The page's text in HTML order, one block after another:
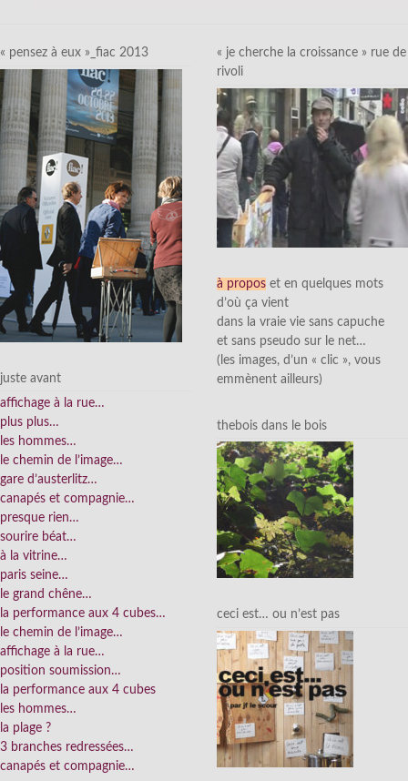
« pensez à eux »_fiac 2013
juste avant
affichage à la rue…
plus plus…
les hommes…
le chemin de l’image…
gare d’austerlitz…
canapés et compagnie…
presque rien…
sourire béat…
à la vitrine…
paris seine…
le grand chêne…
la performance aux 4 cubes…
le chemin de l’image…
affichage à la rue…
position soumission…
la performance aux 4 cubes
les hommes…
la plage ?
3 branches redressées…
canapés et compagnie…
« je cherche la croissance » rue de
rivoli
à propos et en quelques mots
d’où ça vient
dans la vraie vie sans capuche
et sans pseudo sur le net…
(les images, d’un « clic », vous
emmènent ailleurs)
thebois dans le bois
ceci est… ou n’est pas